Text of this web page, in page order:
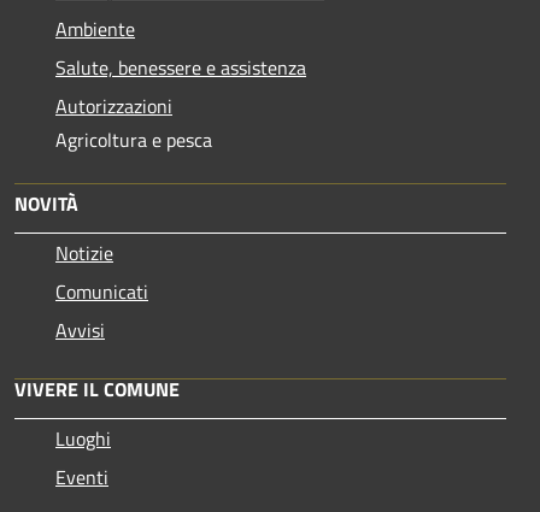
Ambiente
Salute, benessere e assistenza
Autorizzazioni
Agricoltura e pesca
NOVITÀ
Notizie
Comunicati
Avvisi
VIVERE IL COMUNE
Luoghi
Eventi